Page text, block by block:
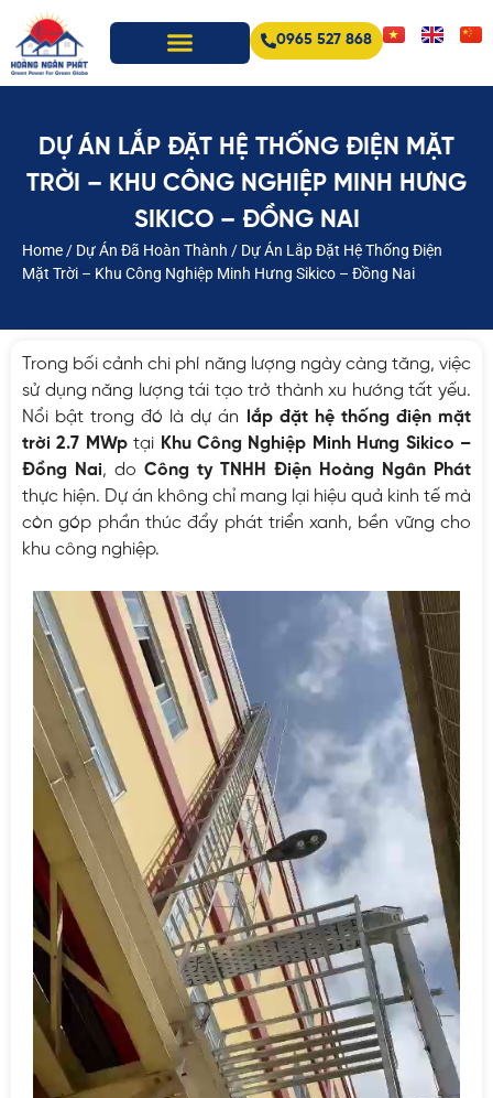
0965 527 868
DỰ ÁN LẮP ĐẶT HỆ THỐNG ĐIỆN MẶT
TRỜI – KHU CÔNG NGHIỆP MINH HƯNG
SIKICO – ĐỒNG NAI
Home / Dự Án Đã Hoàn Thành / Dự Án Lắp Đặt Hệ Thống Điện
Mặt Trời – Khu Công Nghiệp Minh Hưng Sikico – Đồng Nai
Trong bối cảnh chi phí năng lượng ngày càng tăng, việc
sử dụng năng lượng tái tạo trở thành xu hướng tất yếu.
Nổi bật trong đó là dự án
lắp đặt hệ thống điện mặt
trời 2.7 MWptại Khu Công Nghiệp Minh Hưng Sikico –
Đồng Nai, do Công ty TNHH Điện Hoàng Ngân Phát
thực hiện. Dự án không chỉ mang lại hiệu quả kinh tế mà
còn góp phần thúc đẩy phát triển xanh, bền vững cho
khu công nghiệp.